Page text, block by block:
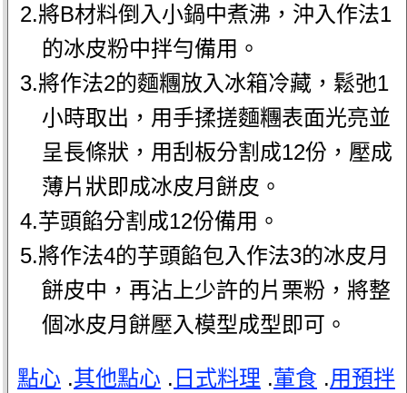
2.將B材料倒入小鍋中煮沸，沖入作法1
的冰皮粉中拌勻備用。
3.將作法2的麵糰放入冰箱冷藏，鬆弛1
小時取出，用手揉搓麵糰表面光亮並
呈長條狀，用刮板分割成12份，壓成
薄片狀即成冰皮月餅皮。
4.芋頭餡分割成12份備用。
5.將作法4的芋頭餡包入作法3的冰皮月
餅皮中，再沾上少許的片栗粉，將整
個冰皮月餅壓入模型成型即可。
點心 .其他點心 . 日式料理 .葷食 .用預拌